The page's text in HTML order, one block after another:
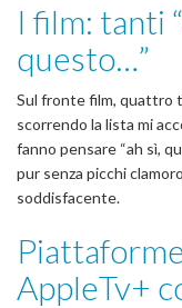
I film: tanti
questo…”
Sul fronte film, quattro
scorrendo la lista mi
fanno pensare “ah sì,
pur senza picchi
soddisfacente.
AppleTv+